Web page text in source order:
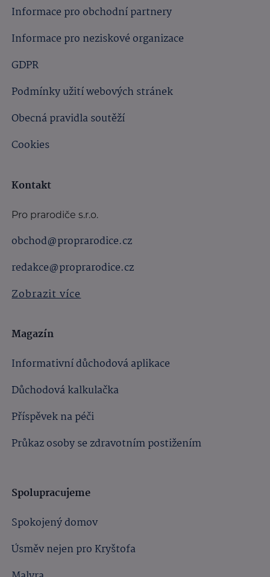
Informace pro obchodní partnery
Informace pro neziskové organizace
GDPR
Podmínky užití webových stránek
Obecná pravidla soutěží
Cookies
Kontakt
Pro prarodiče s.r.o.
obchod@proprarodice.cz
redakce@proprarodice.cz
Zobrazit více
Magazín
Informativní důchodová aplikace
Důchodová kalkulačka
Příspěvek na péči
Průkaz osoby se zdravotním postižením
Spolupracujeme
Spokojený domov
Úsměv nejen pro Kryštofa